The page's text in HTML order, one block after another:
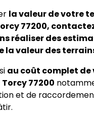
la valeur de votre
77200,
réaliser des
la valeur des
au coût complet de
Torcy 77200
et de